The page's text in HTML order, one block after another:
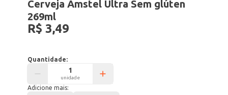
Cerveja Amstel Ultra Sem glúten
269ml
R$ 3,49
Quantidade:
unidade
Adicione mais: